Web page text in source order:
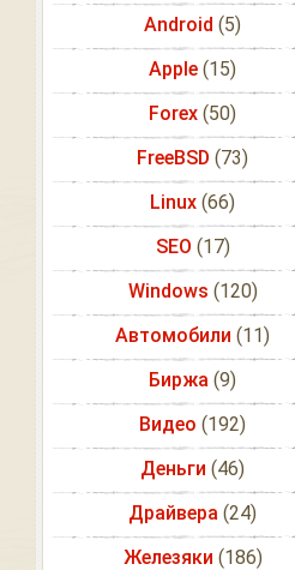
Android (5)
Apple (15)
Forex (50)
FreeBSD (73)
Linux (66)
SEO (17)
Windows (120)
Автомобили (11)
Биржа (9)
Видео (192)
Деньги (46)
Драйвера (24)
Железяки (186)